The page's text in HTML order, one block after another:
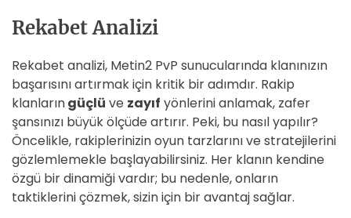
Rekabet Analizi
Rekabet analizi, Metin2 PvP sunucularında klanınızın
başarısını artırmak için kritik bir adımdır. Rakip
klanlarıngüçlü ve zayıf yönlerini anlamak, zafer
şansınızı büyük ölçüde artırır. Peki, bu nasıl yapılır?
Öncelikle, rakiplerinizin oyun tarzlarını ve stratejilerini
gözlemlemekle başlayabilirsiniz. Her klanın kendine
özgü bir dinamiği vardır; bu nedenle, onların
taktiklerini çözmek, sizin için bir avantaj sağlar.